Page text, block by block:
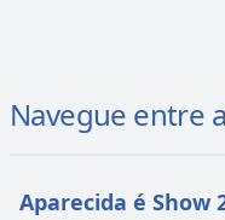
Navegue entre
Aparecida é Show